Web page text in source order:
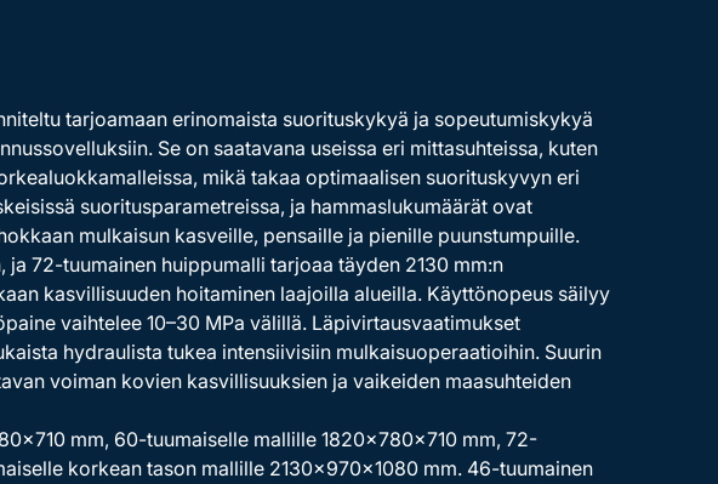
tarjoamaan erinomaista suorituskykyä ja sopeutumiskykyä
Se on saatavana useissa eri mittasuhteissa, kuten
mikä takaa optimaalisen suorituskyvyn eri
suoritusparametreissa, ja hammaslukumäärät ovat
mulkaisun kasveille, pensaille ja pienille puunstumpuille.
72-tuumainen huippumalli tarjoaa täyden 2130 mm:n
kasvillisuuden hoitaminen laajoilla alueilla. Käyttönopeus säilyy
vaihtelee 10–30 MPa välillä. Läpivirtausvaatimukset
hydraulista tukea intensiivisiin mulkaisuoperaatioihin. Suurin
voiman kovien kasvillisuuksien ja vaikeiden maasuhteiden
mm, 60-tuumaiselle mallille 1820×780×710 mm, 72-
korkean tason mallille 2130×970×1080 mm. 46-tuumainen